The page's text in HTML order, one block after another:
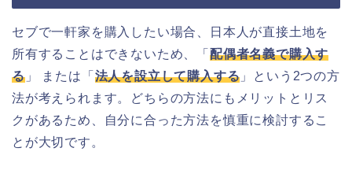
セブで一軒家を購入したい場合、日本人が直接土地を
所有することはできないため、「 配偶者名義で購入す
る」 または「 法人を設立して購入する 」という2つの方
法が考えられます。どちらの方法にもメリットとリス
クがあるため、自分に合った方法を慎重に検討するこ
とが大切です。